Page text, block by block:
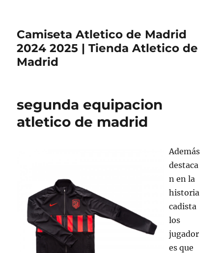
Camiseta Atletico de Madrid
2024 2025 | Tienda Atletico de
Madrid
segunda equipacion
atletico de madrid
Además
destaca
n en la
historia
cadista
los
jugador
es que